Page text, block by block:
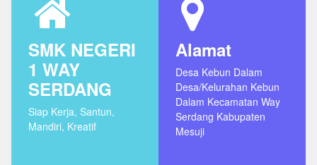
SMK NEGERI
1 WAY
SERDANG
Siap Kerja, Santun,
Mandiri, Kreatif
Alamat
Desa Kebun Dalam
Desa/Kelurahan Kebun
Dalam Kecamatan Way
Serdang Kabupaten
Mesuji